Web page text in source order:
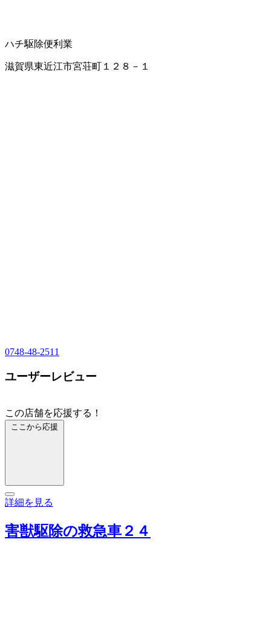
ハチ駆除便利業
滋賀県東近江市宮荘町１２８－１
0748-48-2511
ユーザーレビュー
この店舗を応援する！
ここから応援
詳細を見る
害獣駆除の救急車２４